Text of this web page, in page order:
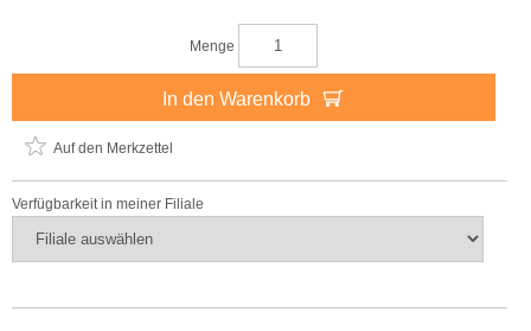
Menge
In den Warenkorb
Auf den Merkzettel
Verfügbarkeit in meiner Filiale